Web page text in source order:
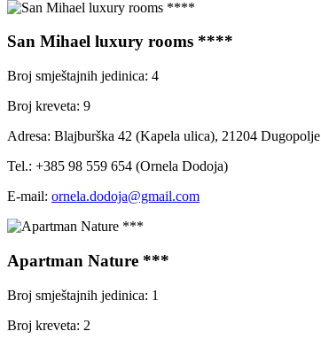
San Mihael luxury rooms ****
Broj smještajnih jedinica: 4
Broj kreveta: 9
Adresa: Blajburška 42 (Kapela ulica), 21204 Dugopolje
Tel.: +385 98 559 654 (Ornela Dodoja)
E-mail: ornela.dodoja@gmail.com
Apartman Nature ***
Broj smještajnih jedinica: 1
Broj kreveta: 2